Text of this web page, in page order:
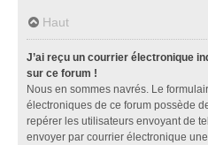
Haut
J’ai reçu un courrier électronique
sur ce forum !
Nous en sommes navrés. Le
électroniques de ce forum possède
repérer les utilisateurs envoyant de
envoyer par courrier électronique